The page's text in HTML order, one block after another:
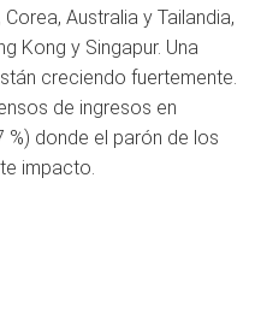
Australia y Tailandia,
Kong y Singapur. Una
creciendo fuertemente.
de ingresos en
%) donde el parón de los
impacto.